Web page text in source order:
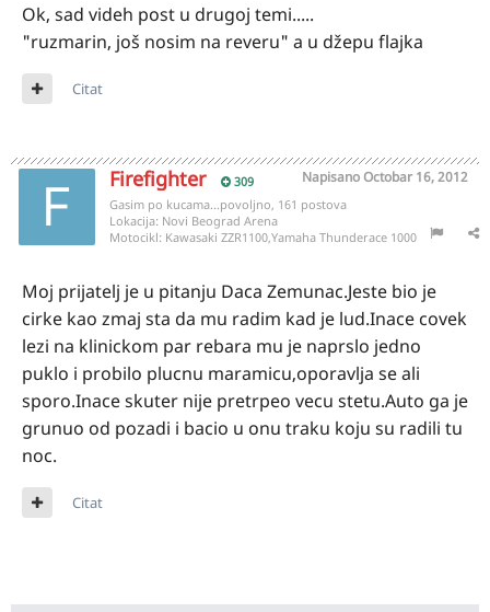
Ok, sad videh post u drugoj temi.....
"ruzmarin, još nosim na reveru" a u džepu flajka
Citat
Firefighter 309 NapisanoOctobar 16, 2012
Gasim po kucama...povoljno, 161 postova
Lokacija: Novi Beograd Arena
Motocikl: Kawasaki ZZR1100,Yamaha Thunderace 1000
Moj prijatelj je u pitanju Daca Zemunac.Jeste bio je
cirke kao zmaj sta da mu radim kad je lud.Inace covek
lezi na klinickom par rebara mu je naprslo jedno
puklo i probilo plucnu maramicu,oporavlja se ali
sporo.Inace skuter nije pretrpeo vecu stetu.Auto ga je
grunuo od pozadi i bacio u onu traku koju su radili tu
noc.
Citat